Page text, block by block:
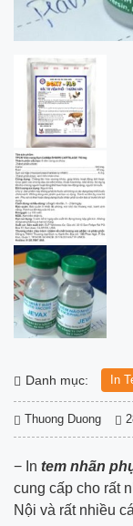
Danh mục: In
Thuong Duong
− In tem nhãn
cung cấp cho rất
Nội và rất nhiều